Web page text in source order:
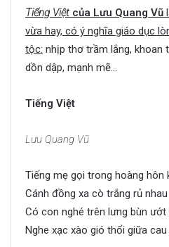
Tiếng Việt của Lưu Quang Vũ
vừa hay, có ý nghĩa giáo dục
tộc: nhịp thơ trầm lắng, khoan
dồn dập, mạnh mẽ…
Tiếng Việt
Lưu Quang Vũ
Tiếng mẹ gọi trong hoàng hôn
Cánh đồng xa cò trắng rủ
Có con nghé trên lưng bùn ướt
Nghe xạc xào gió thổi giữa cau